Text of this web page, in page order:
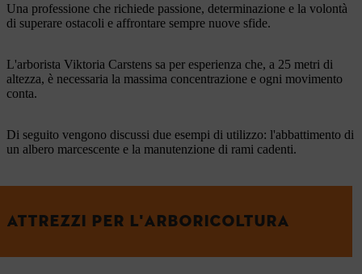
Una professione che richiede passione, determinazione e la volontà
di superare ostacoli e affrontare sempre nuove sfide.
L'arborista Viktoria Carstens sa per esperienza che, a 25 metri di
altezza, è necessaria la massima concentrazione e ogni movimento
conta.
Di seguito vengono discussi due esempi di utilizzo: l'abbattimento di
un albero marcescente e la manutenzione di rami cadenti.
ATTREZZI PER L'ARBORICOLTURA